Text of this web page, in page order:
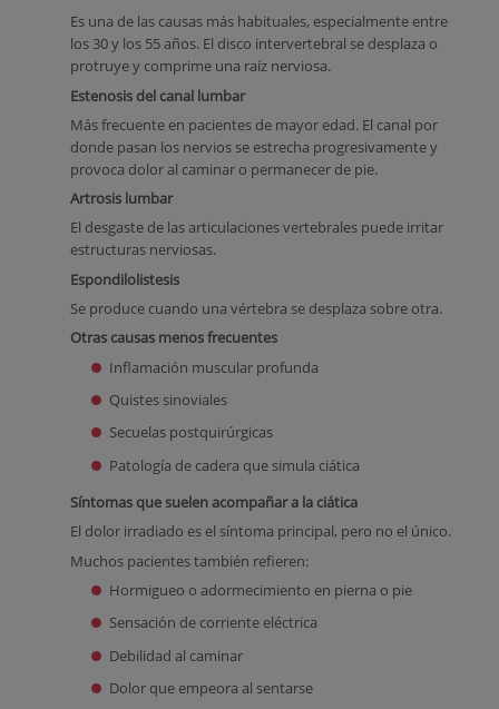
Es una de las causas más habituales, especialmente entre
los 30 y los 55 años. El disco intervertebral se desplaza o
protruye y comprime una raíz nerviosa.
Estenosis del canal lumbar
Más frecuente en pacientes de mayor edad. El canal por
donde pasan los nervios se estrecha progresivamente y
provoca dolor al caminar o permanecer de pie.
Artrosis lumbar
El desgaste de las articulaciones vertebrales puede irritar
estructuras nerviosas.
Espondilolistesis
Se produce cuando una vértebra se desplaza sobre otra.
Otras causas menos frecuentes
Inflamación muscular profunda
Quistes sinoviales
Secuelas postquirúrgicas
Patología de cadera que simula ciática
Síntomas que suelen acompañar a la ciática
El dolor irradiado es el síntoma principal, pero no el único.
Muchos pacientes también refieren:
Hormigueo o adormecimiento en pierna o pie
Sensación de corriente eléctrica
Debilidad al caminar
Dolor que empeora al sentarse